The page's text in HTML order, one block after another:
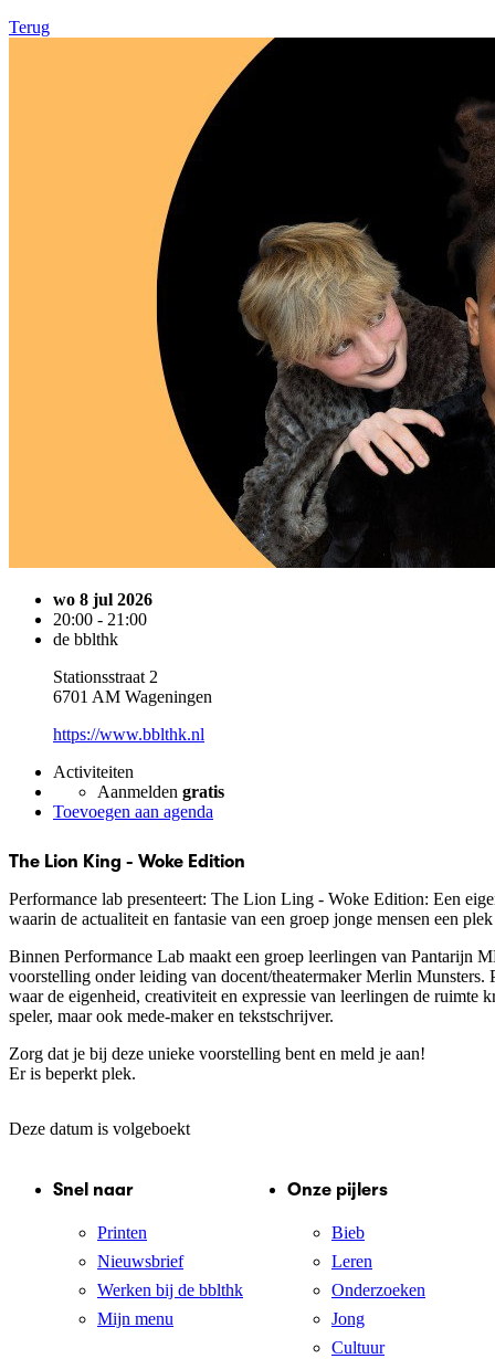
Terug
wo 8 jul 2026
20:00 - 21:00
de bblthk
Stationsstraat 2
6701 AM Wageningen
https://www.bblthk.nl
Activiteiten
Aanmelden gratis
Toevoegen aan agenda
The Lion King - Woke Edition
Performance lab presenteert: The Lion Ling - Woke Edition: Een
waarin de actualiteit en fantasie van een groep jonge mensen een
Binnen Performance Lab maakt een groep leerlingen van Pantarijn
voorstelling onder leiding van docent/theatermaker Merlin Munsters.
waar de eigenheid, creativiteit en expressie van leerlingen de ruimte
speler, maar ook mede-maker en tekstschrijver.
Zorg dat je bij deze unieke voorstelling bent en meld je aan!
Er is beperkt plek.
Deze datum is volgeboekt
Snel naar
Printen
Nieuwsbrief
Werken bij de bblthk
Mijn menu
Onze pijlers
Bieb
Leren
Onderzoeken
Jong
Cultuur